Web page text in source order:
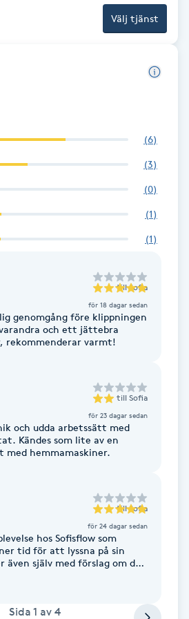
Välj tjänst
(6)
(3)
(0)
(1)
(1)
till Sofia
för 18 dagar sedan
genomgång före klippningen
och ett jättebra
rekommenderar varmt!
till Sofia
för 23 dagar sedan
och udda arbetssätt med
Kändes som lite av en
med hemmamaskiner.
till Sofia
för 24 dagar sedan
hos Sofisflow som
tid för att lyssna på sin
även själv med förslag om du
och väldigt vänlig och snäll
varmt om du vill
Sida 1 av 4